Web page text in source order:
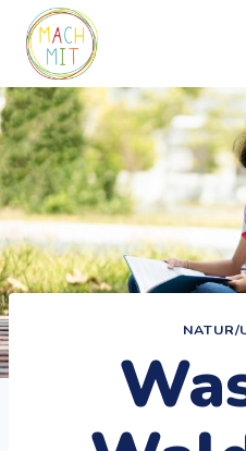
Zum
Inhalt
springen
NATUR/